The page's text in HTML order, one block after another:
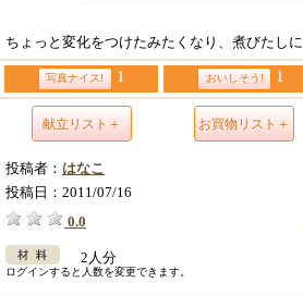
ちょっと変化をつけたみたくなり、煮びたしに
写真ナイス! 1 おいしそう! 1
献立リスト＋ お買物リスト＋
投稿者： はなこ
投稿日： 2011/07/16
0.0
2人分
ログインすると人数を変更できます。